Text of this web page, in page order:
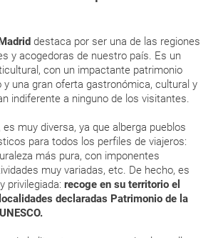
destaca por ser una de las regiones
y acogedoras de nuestro país. Es un
con un impactante patrimonio
una gran oferta gastronómica, cultural y
indiferente a ninguno de los visitantes.
es muy diversa, ya que alberga pueblos
para todos los perfiles de viajeros:
más pura, con imponentes
muy variadas, etc. De hecho, es
privilegiada: recoge en su territorio el
declaradas Patrimonio de la
¡Presta atención a las predicciones
a Madrid, es aconsejable hacer una lista
que quieres vivir y los lugares
ver, para aprovechar al máximo el tiempo.
es visitar los lugares más turísticos, es
a hacer turismo a primera hora
realizar alguna visita guiada con
explicarán todo lo que necesitas saber
amena posible.
a Madrid en coche en muy pocas
punto de la geografía española,
formas mejores de llegar, como cogiendo
AVE, un avión con destino al
si viajas con una compañía low cost, debido
exigen la presentación de la tarjeta de embarque
través de su web) para que no te carguen un
mismo aeropuerto.
la documentación de un paquete
tours...) te enviaremos la documentación
de 10 días antes de salida, la cual deberás
en el viaje.
será requerida en el mostrador de la compañía
el check-in el día de la salida.
CANCELACIÓN ¿Puedo anular o
del viaje? ¿Qué gastos puede
o modificación del viaje?